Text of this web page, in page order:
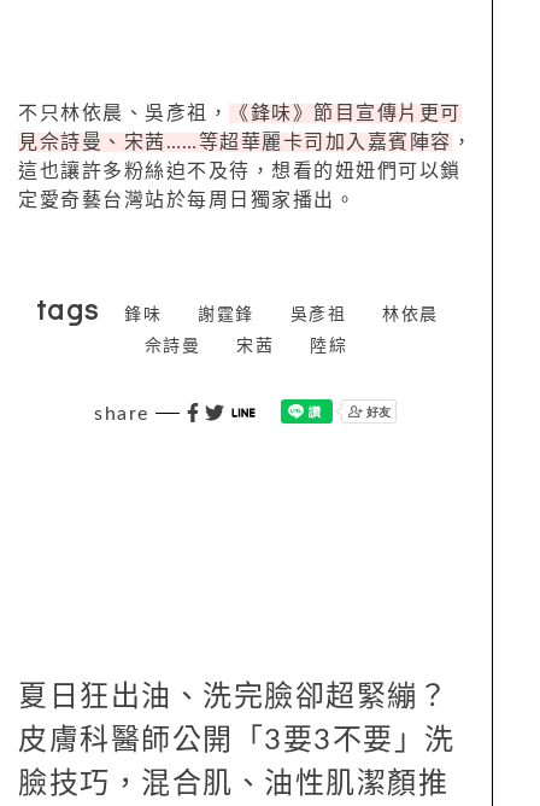
不只林依晨、吳彥祖，
《鋒味》節目宣傳片更可
見佘詩曼、宋茜……等超華麗卡司加入嘉賓陣容 ，
這也讓許多粉絲迫不及待，想看的妞妞們可以鎖
定愛奇藝台灣站於每周日獨家播出。
tags 鋒味 謝霆鋒 吳彥祖
林依晨
佘詩曼
宋茜 陸綜
share
夏日狂出油、洗完臉卻超緊繃？
皮膚科醫師公開「3要3不要」洗
臉技巧，混合肌、油性肌潔顏推